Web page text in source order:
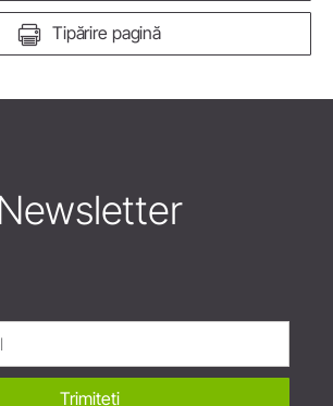
Tipărire pagină
Newsletter
Trimiteți